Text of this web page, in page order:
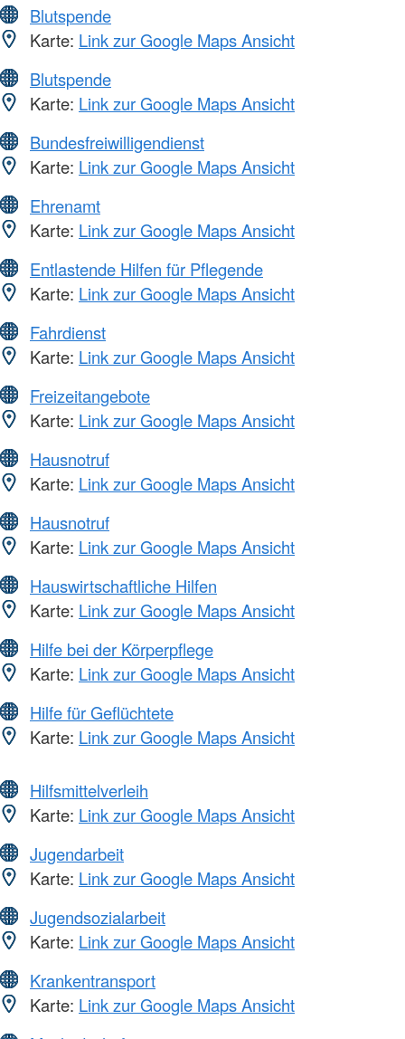
Blutspende
Karte: Link zur Google Maps Ansicht
Blutspende
Karte: Link zur Google Maps Ansicht
Bundesfreiwilligendienst
Karte: Link zur Google Maps Ansicht
Ehrenamt
Karte: Link zur Google Maps Ansicht
Entlastende Hilfen für Pflegende
Karte: Link zur Google Maps Ansicht
Fahrdienst
Karte: Link zur Google Maps Ansicht
Freizeitangebote
Karte: Link zur Google Maps Ansicht
Hausnotruf
Karte: Link zur Google Maps Ansicht
Hausnotruf
Karte: Link zur Google Maps Ansicht
Hauswirtschaftliche Hilfen
Karte: Link zur Google Maps Ansicht
Hilfe bei der Körperpflege
Karte: Link zur Google Maps Ansicht
Hilfe für Geflüchtete
Karte: Link zur Google Maps Ansicht
Hilfsmittelverleih
Karte: Link zur Google Maps Ansicht
Jugendarbeit
Karte: Link zur Google Maps Ansicht
Jugendsozialarbeit
Karte: Link zur Google Maps Ansicht
Krankentransport
Karte: Link zur Google Maps Ansicht